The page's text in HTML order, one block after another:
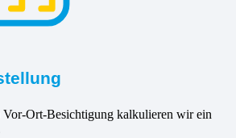
Vor-Ort-Besichtigung kalkulieren wir ein